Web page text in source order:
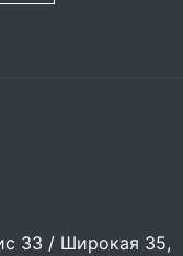
33 / Широкая 35,